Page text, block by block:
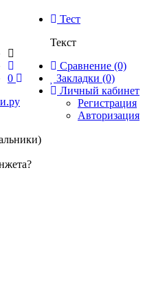
Тест
Текст
Сравнение (0)
Закладки (0)
Личный кабинет
Регистрация
Авторизация
0